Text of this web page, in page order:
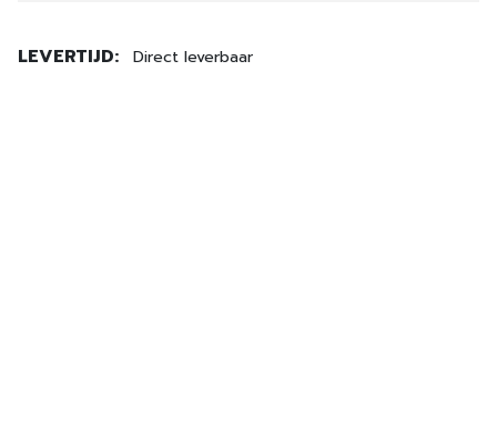
LEVERTIJD: Direct leverbaar